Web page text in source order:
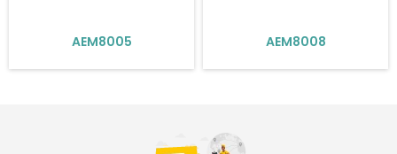
AEM8005 AEM8008